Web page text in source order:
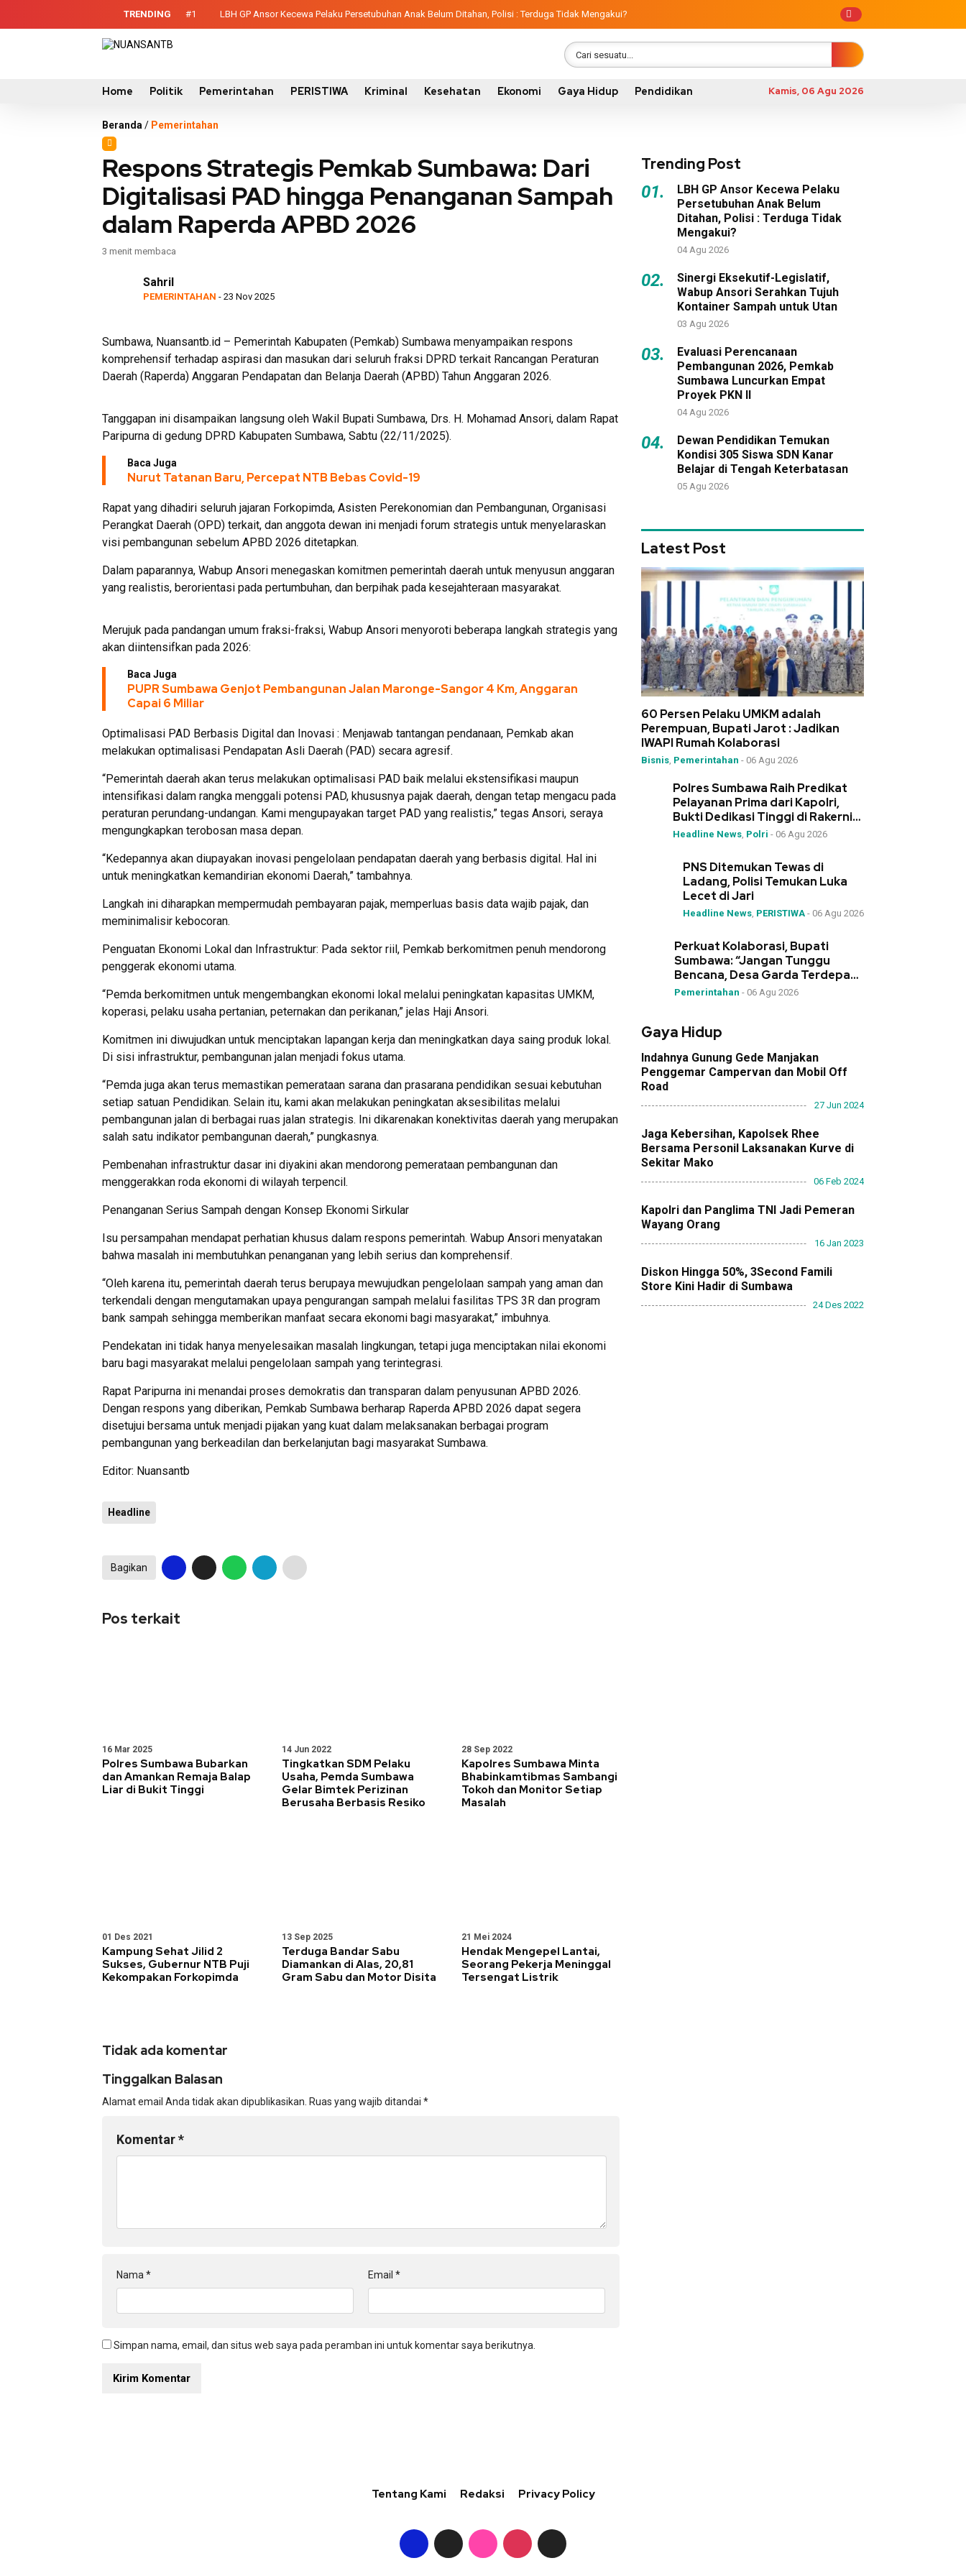
TRENDING #1 LBH GP Ansor Kecewa Pelaku Persetubuhan Anak Belum Ditahan, Polisi : Terduga Tidak Mengakui?
Sampah untuk Utan
Home Politik Pemerintahan PERISTIWA Kriminal Kesehatan Ekonomi Gaya Hidup Pendidikan Kamis, 06 Agu 2026
Beranda / Pemerintahan
Respons Strategis Pemkab Sumbawa: Dari
Digitalisasi PAD hingga Penanganan Sampah
dalam Raperda APBD 2026
3 menit membaca
Sahril
PEMERINTAHAN - 23 Nov 2025
Sumbawa, Nuansantb.id – Pemerintah Kabupaten (Pemkab) Sumbawa menyampaikan respons
komprehensif terhadap aspirasi dan masukan dari seluruh fraksi DPRD terkait Rancangan Peraturan
Daerah (Raperda) Anggaran Pendapatan dan Belanja Daerah (APBD) Tahun Anggaran 2026.
Tanggapan ini disampaikan langsung oleh Wakil Bupati Sumbawa, Drs. H. Mohamad Ansori, dalam Rapat
Paripurna di gedung DPRD Kabupaten Sumbawa, Sabtu (22/11/2025).
Baca Juga
Nurut Tatanan Baru, Percepat NTB Bebas Covid-19
Rapat yang dihadiri seluruh jajaran Forkopimda, Asisten Perekonomian dan Pembangunan, Organisasi
Perangkat Daerah (OPD) terkait, dan anggota dewan ini menjadi forum strategis untuk menyelaraskan
visi pembangunan sebelum APBD 2026 ditetapkan.
Dalam paparannya, Wabup Ansori menegaskan komitmen pemerintah daerah untuk menyusun anggaran
yang realistis, berorientasi pada pertumbuhan, dan berpihak pada kesejahteraan masyarakat.
Merujuk pada pandangan umum fraksi-fraksi, Wabup Ansori menyoroti beberapa langkah strategis yang
akan diintensifkan pada 2026:
Baca Juga
PUPR Sumbawa Genjot Pembangunan Jalan Maronge-Sangor 4 Km, Anggaran
Capai 6 Miliar
Optimalisasi PAD Berbasis Digital dan Inovasi : Menjawab tantangan pendanaan, Pemkab akan
melakukan optimalisasi Pendapatan Asli Daerah (PAD) secara agresif.
“Pemerintah daerah akan terus melakukan optimalisasi PAD baik melalui ekstensifikasi maupun
intensifikasi dalam rangka menggali potensi PAD, khususnya pajak daerah, dengan tetap mengacu pada
peraturan perundang-undangan. Kami mengupayakan target PAD yang realistis,” tegas Ansori, seraya
mengungkapkan terobosan masa depan.
“Kedepannya akan diupayakan inovasi pengelolaan pendapatan daerah yang berbasis digital. Hal ini
untuk meningkatkan kemandirian ekonomi Daerah,” tambahnya.
Langkah ini diharapkan mempermudah pembayaran pajak, memperluas basis data wajib pajak, dan
meminimalisir kebocoran.
Penguatan Ekonomi Lokal dan Infrastruktur: Pada sektor riil, Pemkab berkomitmen penuh mendorong
penggerak ekonomi utama.
“Pemda berkomitmen untuk mengembangkan ekonomi lokal melalui peningkatan kapasitas UMKM,
koperasi, pelaku usaha pertanian, peternakan dan perikanan,” jelas Haji Ansori.
Komitmen ini diwujudkan untuk menciptakan lapangan kerja dan meningkatkan daya saing produk lokal.
Di sisi infrastruktur, pembangunan jalan menjadi fokus utama.
“Pemda juga akan terus memastikan pemerataan sarana dan prasarana pendidikan sesuai kebutuhan
setiap satuan Pendidikan. Selain itu, kami akan melakukan peningkatan aksesibilitas melalui
pembangunan jalan di berbagai ruas jalan strategis. Ini dikarenakan konektivitas daerah yang merupakan
salah satu indikator pembangunan daerah,” pungkasnya.
Pembenahan infrastruktur dasar ini diyakini akan mendorong pemerataan pembangunan dan
menggerakkan roda ekonomi di wilayah terpencil.
Penanganan Serius Sampah dengan Konsep Ekonomi Sirkular
Isu persampahan mendapat perhatian khusus dalam respons pemerintah. Wabup Ansori menyatakan
bahwa masalah ini membutuhkan penanganan yang lebih serius dan komprehensif.
“Oleh karena itu, pemerintah daerah terus berupaya mewujudkan pengelolaan sampah yang aman dan
terkendali dengan mengutamakan upaya pengurangan sampah melalui fasilitas TPS 3R dan program
bank sampah sehingga memberikan manfaat secara ekonomi bagi masyarakat,” imbuhnya.
Pendekatan ini tidak hanya menyelesaikan masalah lingkungan, tetapi juga menciptakan nilai ekonomi
baru bagi masyarakat melalui pengelolaan sampah yang terintegrasi.
Rapat Paripurna ini menandai proses demokratis dan transparan dalam penyusunan APBD 2026.
Dengan respons yang diberikan, Pemkab Sumbawa berharap Raperda APBD 2026 dapat segera
disetujui bersama untuk menjadi pijakan yang kuat dalam melaksanakan berbagai program
pembangunan yang berkeadilan dan berkelanjutan bagi masyarakat Sumbawa.
Editor: Nuansantb
Headline
Bagikan
Pos terkait
16 Mar 2025
Polres Sumbawa Bubarkan
dan Amankan Remaja Balap
Liar di Bukit Tinggi
14 Jun 2022
Tingkatkan SDM Pelaku
Usaha, Pemda Sumbawa
Gelar Bimtek Perizinan
Berusaha Berbasis Resiko
28 Sep 2022
Kapolres Sumbawa Minta
Bhabinkamtibmas Sambangi
Tokoh dan Monitor Setiap
Masalah
01 Des 2021
Kampung Sehat Jilid 2
Sukses, Gubernur NTB Puji
Kekompakan Forkopimda
13 Sep 2025
Terduga Bandar Sabu
Diamankan di Alas, 20,81
Gram Sabu dan Motor Disita
21 Mei 2024
Hendak Mengepel Lantai,
Seorang Pekerja Meninggal
Tersengat Listrik
Tidak ada komentar
Tinggalkan Balasan
Alamat email Anda tidak akan dipublikasikan. Ruas yang wajib ditandai *
Komentar*
Nama * Email *
Simpan nama, email, dan situs web saya pada peramban ini untuk komentar saya berikutnya.
Trending Post
01.
LBH GP Ansor Kecewa Pelaku
Persetubuhan Anak Belum
Ditahan, Polisi : Terduga Tidak
Mengakui?
04 Agu 2026
02.
Sinergi Eksekutif-Legislatif,
Wabup Ansori Serahkan Tujuh
Kontainer Sampah untuk Utan
03 Agu 2026
03.
Evaluasi Perencanaan
Pembangunan 2026, Pemkab
Sumbawa Luncurkan Empat
Proyek PKN II
04 Agu 2026
04.
Dewan Pendidikan Temukan
Kondisi 305 Siswa SDN Kanar
Belajar di Tengah Keterbatasan
05 Agu 2026
Latest Post
60 Persen Pelaku UMKM adalah
Perempuan, Bupati Jarot : Jadikan
IWAPI Rumah Kolaborasi
Bisnis, Pemerintahan - 06 Agu 2026
Polres Sumbawa Raih Predikat
Pelayanan Prima dari Kapolri,
Bukti Dedikasi Tinggi di Rakernis
Polda NTB
Headline News, Polri - 06 Agu 2026
PNS Ditemukan Tewas di
Ladang, Polisi Temukan Luka
Lecet di Jari
Headline News, PERISTIWA- 06 Agu 2026
Perkuat Kolaborasi, Bupati
Sumbawa: “Jangan Tunggu
Bencana, Desa Garda Terdepan
Mitigasi!”
Pemerintahan - 06 Agu 2026
Gaya Hidup
Indahnya Gunung Gede Manjakan
Penggemar Campervan dan Mobil Off
Road
27 Jun 2024
Jaga Kebersihan, Kapolsek Rhee
Bersama Personil Laksanakan Kurve di
Sekitar Mako
06 Feb 2024
Kapolri dan Panglima TNI Jadi Pemeran
Wayang Orang
16 Jan 2023
Diskon Hingga 50%, 3Second Famili
Store Kini Hadir di Sumbawa
24 Des 2022
Tentang Kami Redaksi Privacy Policy